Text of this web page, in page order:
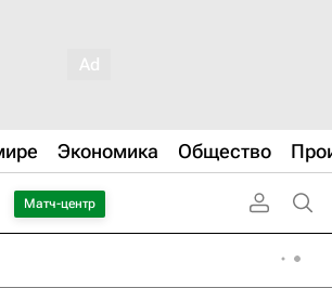
Экономика Общество
Матч-центр